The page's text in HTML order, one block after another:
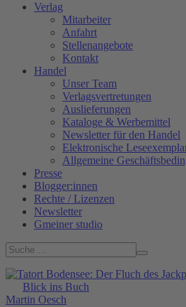
Verlag
Mitarbeiter
Anfahrt
Stellenangebote
Kontakt
Handel
Unser Team
Verlagsvertretungen
Auslieferungen
Kataloge & Werbemittel
Newsletter für den Handel
Elektronische
Allgemeine
Presse
Blogger:innen
Rechte / Lizenzen
Newsletter
Gmeiner studio
Blick ins Buch
Martin Oesch